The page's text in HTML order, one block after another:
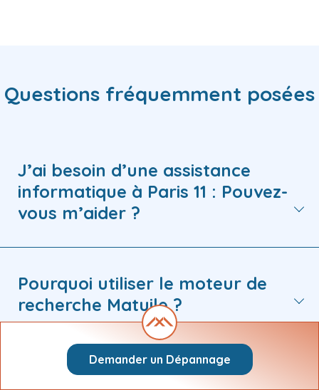
Questions fréquemment posées
J’ai besoin d’une assistance
informatique à Paris 11 : Pouvez-
vous m’aider ?
Pourquoi utiliser le moteur de
recherche Matuile ?
Comment faire une demande
Demander un Dépannage